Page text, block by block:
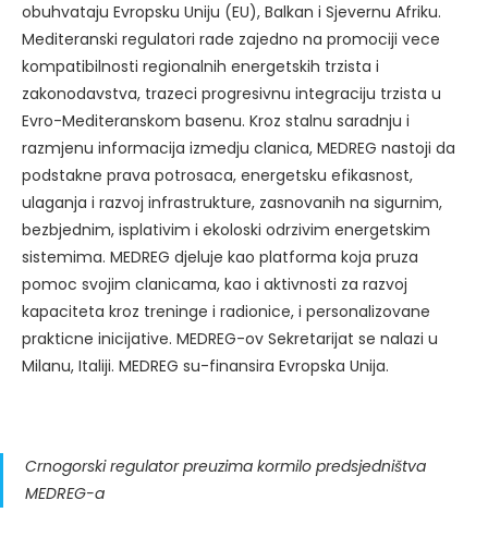
obuhvataju Evropsku Uniju (EU), Balkan i Sjevernu Afriku.
Mediteranski regulatori rade zajedno na promociji vece
kompatibilnosti regionalnih energetskih trzista i
zakonodavstva, trazeci progresivnu integraciju trzista u
Evro-Mediteranskom basenu. Kroz stalnu saradnju i
razmjenu informacija izmedju clanica, MEDREG nastoji da
podstakne prava potrosaca, energetsku efikasnost,
ulaganja i razvoj infrastrukture, zasnovanih na sigurnim,
bezbjednim, isplativim i ekoloski odrzivim energetskim
sistemima. MEDREG djeluje kao platforma koja pruza
pomoc svojim clanicama, kao i aktivnosti za razvoj
kapaciteta kroz treninge i radionice, i personalizovane
prakticne inicijative. MEDREG-ov Sekretarijat se nalazi u
Milanu, Italiji. MEDREG su-finansira Evropska Unija.
Crnogorski regulator preuzima kormilo predsjedništva
MEDREG-a